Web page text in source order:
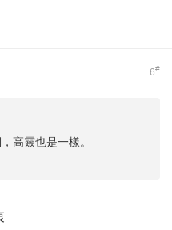
6#
高靈也是一樣。